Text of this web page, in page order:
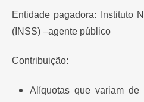
Entidade pagadora: Instituto
(INSS) –agente público
Contribuição:
Alíquotas que variam